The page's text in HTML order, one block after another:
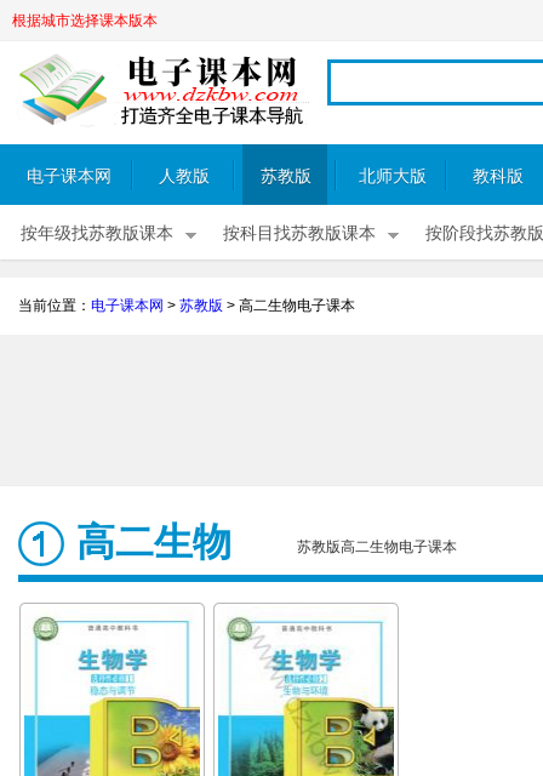
根据城市选择课本版本
电子课本网 人教版 苏教版 北师大版 教科版
按年级找苏教版课本 按科目找苏教版课本 按阶段找苏教
当前位置： 电子课本网 > 苏教版 > 高二生物电子课本
高二生物 苏教版高二生物电子课本